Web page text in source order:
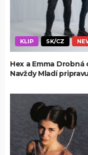
KLIP SK/CZ
Hex a Emma
Navždy Mladí